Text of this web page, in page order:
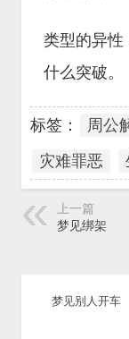
类型的异性
什么突破。
标签： 周公
灾难罪恶
上一篇
梦见绑架
梦见别人开车